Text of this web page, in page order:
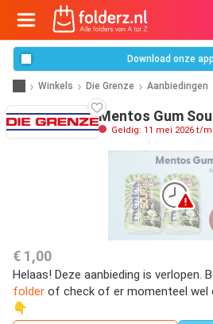
Download onze
Winkels Die Grenze Aanbiedingen
Mentos Gum
Geldig: 11 mei 2026 t/
€ 1,00
Helaas! Deze aanbieding is verlopen.
folder of check of er momenteel wel
👇